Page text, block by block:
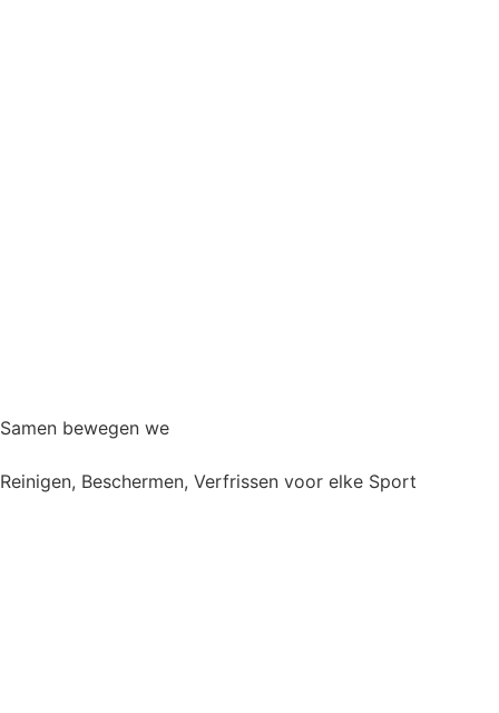
Samen bewegen we
Reinigen, Beschermen, Verfrissen voor elke Sport